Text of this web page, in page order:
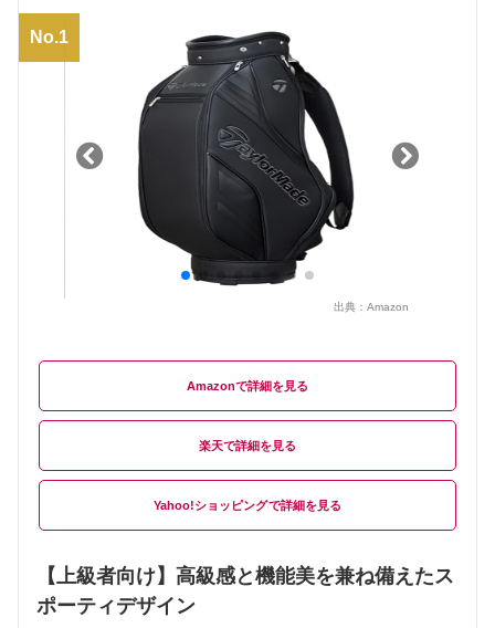
No.1
出典： Amazon
Amazon
楽天
Yahoo!ショッピング
【上級者向け】高級感と機能美を兼ね備えたス
ポーティデザイン